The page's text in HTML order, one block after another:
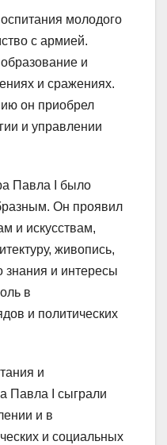
молодого
с армией.
и
и сражениях.
он приобрел
и управлении
Павла I было
Он проявил
и искусствам,
живопись,
знания и интересы
в
и политических
и
Павла I сыграли
и в
и социальных